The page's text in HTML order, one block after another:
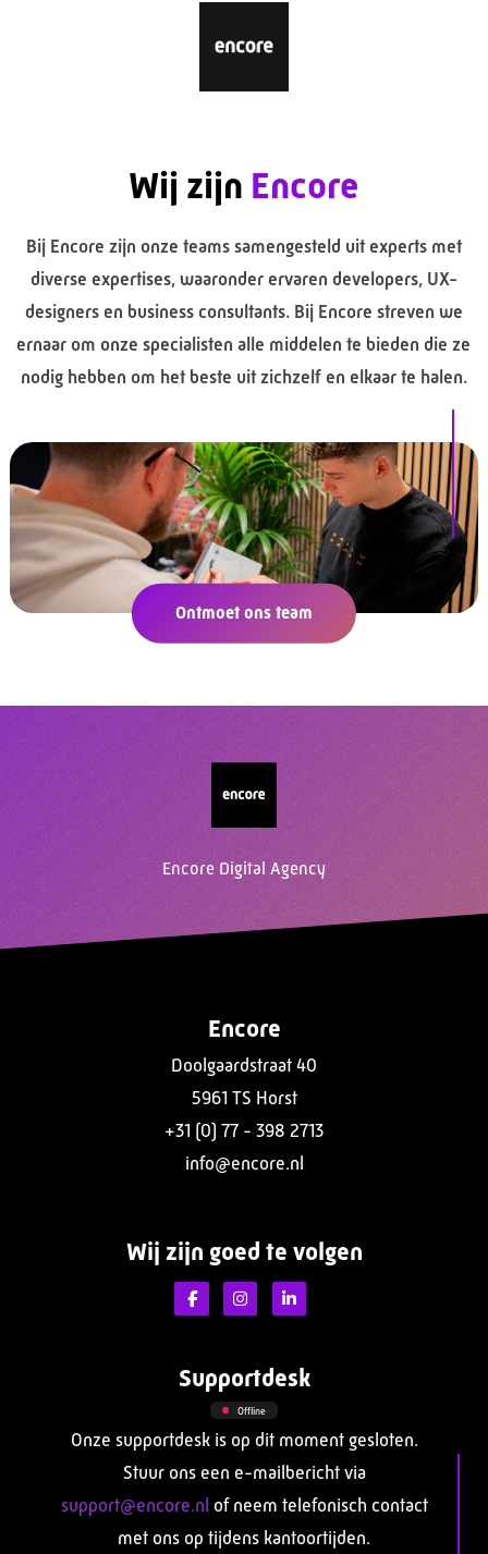
Wij zijn Encore
Bij Encore zijn onze teams samengesteld uit experts met
diverse expertises, waaronder ervaren developers, UX-
designers en business consultants. Bij Encore streven we
ernaar om onze specialisten alle middelen te bieden die ze
nodig hebben om het beste uit zichzelf en elkaar te halen.
Ontmoet ons team
Encore Digital Agency
Encore
Doolgaardstraat 40
5961 TS Horst
+31 (0) 77 - 398 2713
info@encore.nl
Wij zijn goed te volgen
Offline
Supportdesk
Onze supportdesk is op dit moment gesloten.
Stuur ons een e-mailbericht via
support@encore.nl of neem telefonisch contact
met ons op tijdens kantoortijden.